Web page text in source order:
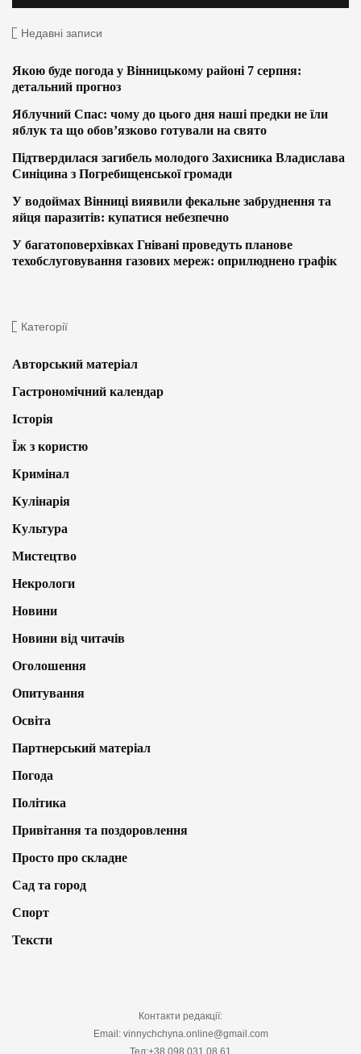
Недавні записи
Якою буде погода у Вінницькому районі 7 серпня:
детальний прогноз
Яблучний Спас: чому до цього дня наші предки не їли
яблук та що обов’язково готували на свято
Підтвердилася загибель молодого Захисника Владислава
Синіцина з Погребищенської громади
У водоймах Вінниці виявили фекальне забруднення та
яйця паразитів: купатися небезпечно
У багатоповерхівках Гнівані проведуть планове
техобслуговування газових мереж: оприлюднено графік
Категорії
Авторський матеріал
Гастрономічний календар
Історія
Їж з користю
Кримінал
Кулінарія
Культура
Мистецтво
Некрологи
Новини
Новини від читачів
Оголошення
Опитування
Освіта
Партнерський матеріал
Погода
Політика
Привітання та поздоровлення
Просто про складне
Сад та город
Спорт
Тексти
Контакти редакції:
Email: vinnychchyna.online@gmail.com
Тел:+38 098 031 08 61